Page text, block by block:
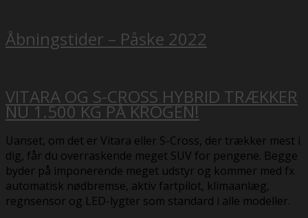
Åbningstider – Påske 2022
VITARA OG S-CROSS HYBRID TRÆKKER
NU 1.500 KG PÅ KROGEN!
Uanset, om det er Vitara eller S-Cross, der trækker mest i
dig, får du overraskende meget SUV for pengene. Begge
byder på imponerende meget udstyr og kommer med fx
automatisk nødbremse, aktiv fartpilot, klimaanlæg,
regnsensor og LED-lygter som standard i alle modeller.